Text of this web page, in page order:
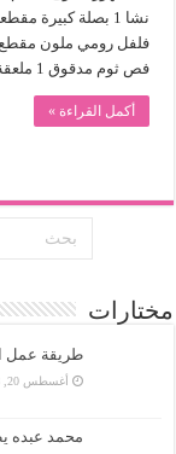
فص ثوم مدقوق 1 ملعقة كبيرة صلصة الصويا ½ …
أكمل القراءة »
مختارات
طريقة عمل
أغسطس 20, 2018
محمد عبده